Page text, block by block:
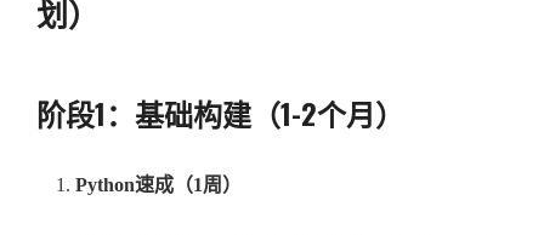
划）
阶段1：基础构建（1-2个月）
Python速成（1周）